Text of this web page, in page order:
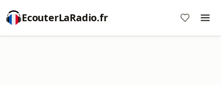
EcouterLaRadio.fr